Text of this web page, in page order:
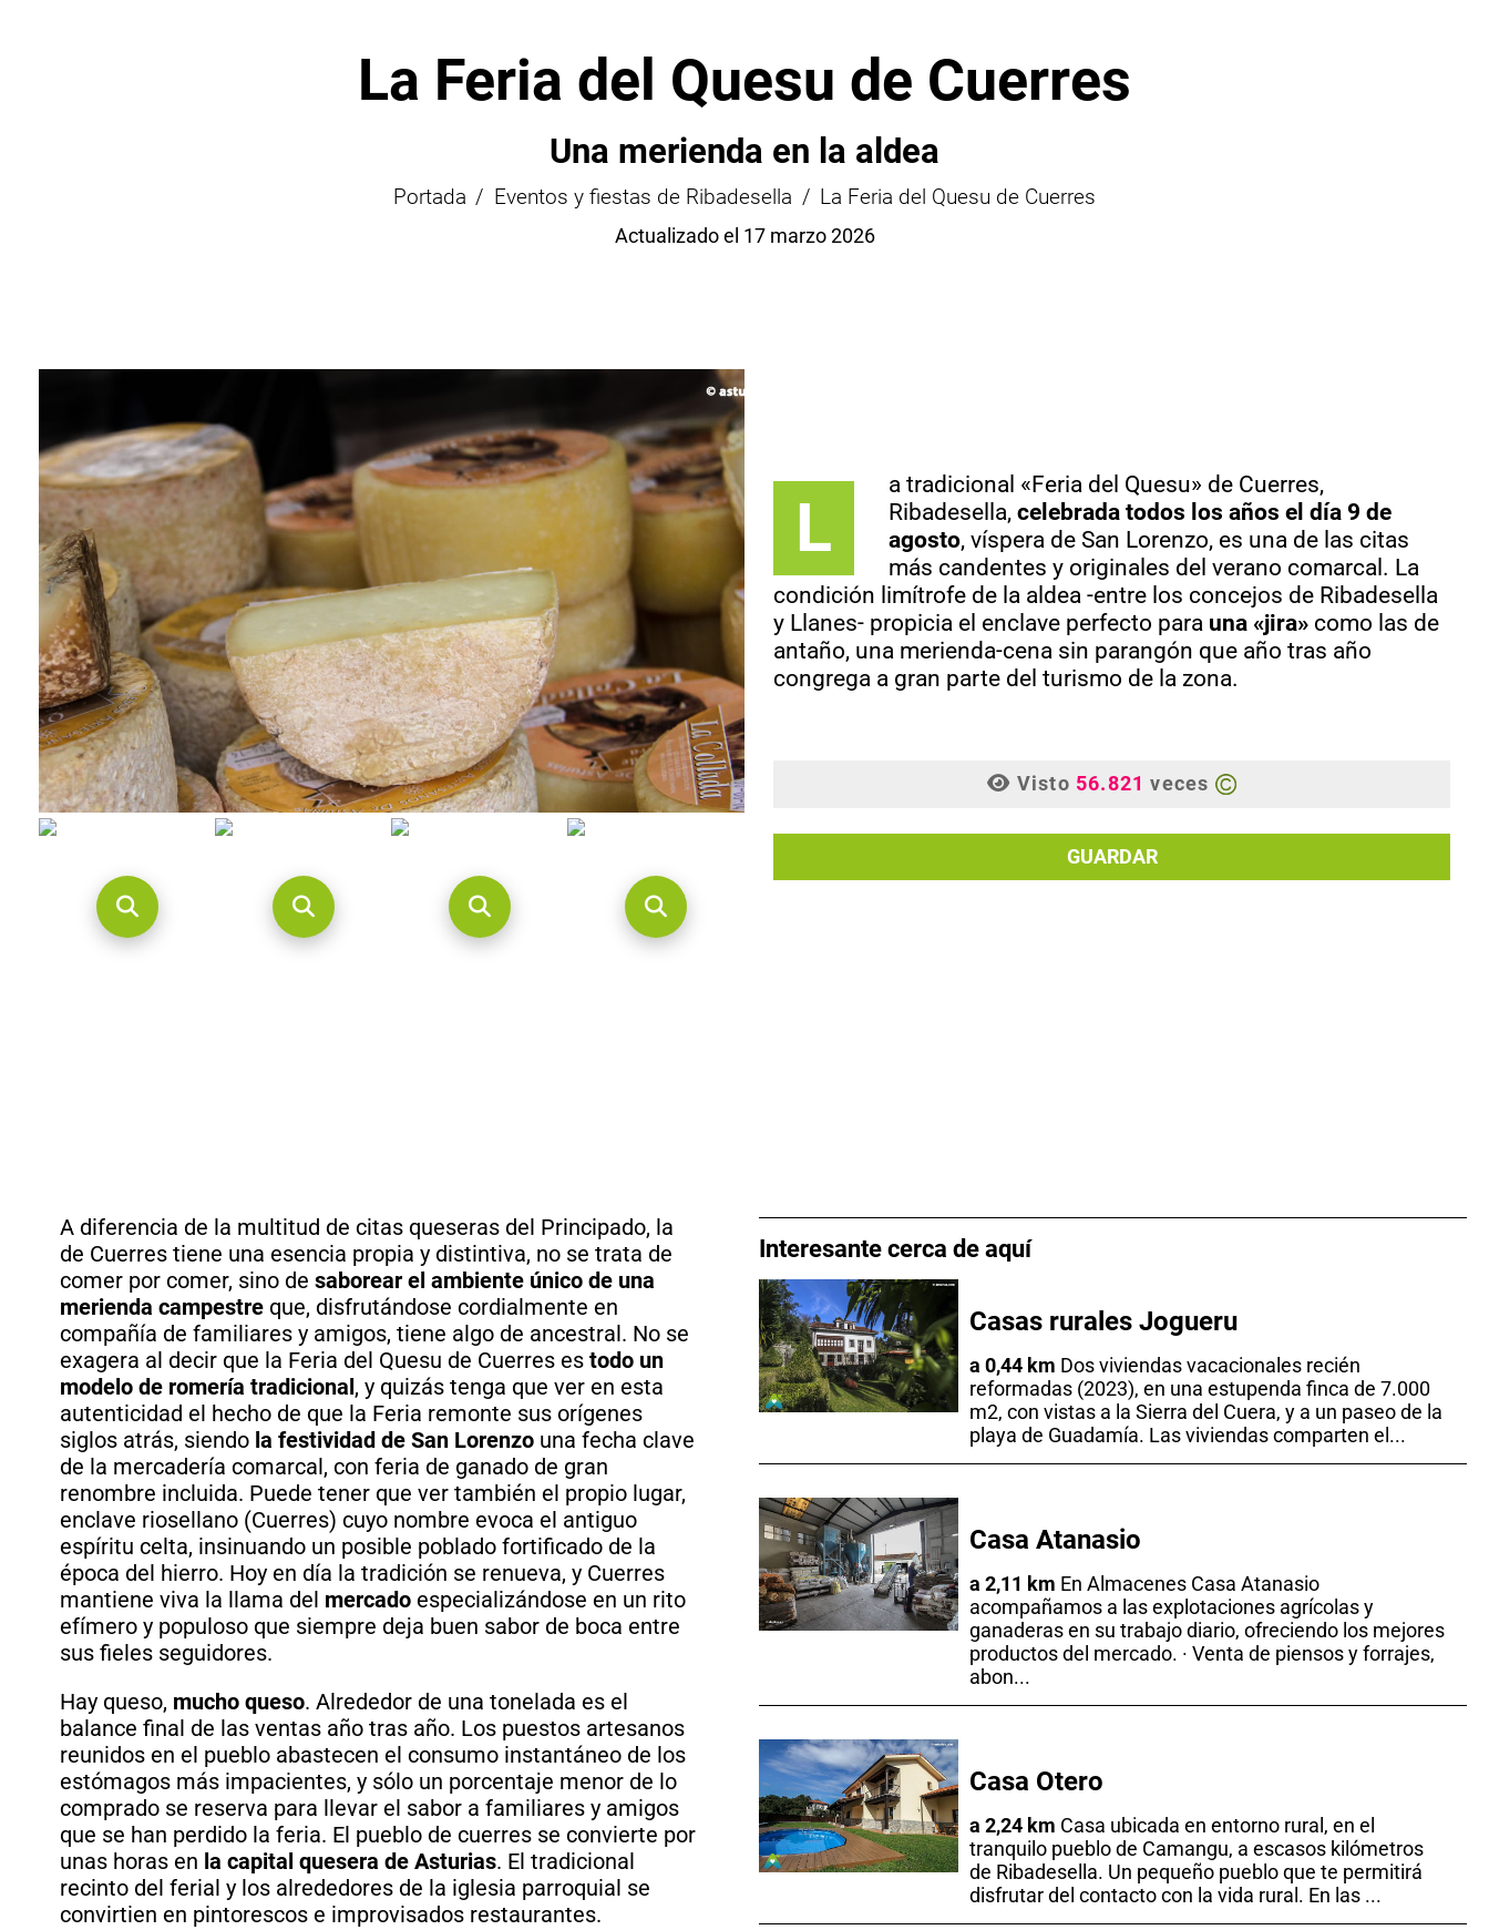
La Feria del Quesu de Cuerres
Una merienda en la aldea
Portada Eventos y fiestas de Ribadesella La Feria del Quesu de Cuerres
Actualizado el 17 marzo 2026
Feria del Quesu
Cuerres
Feria del Quesu
Cuerres
Feria del Quesu
Cuerres
Feria del Quesu
Cuerres,
Ribadesella
L
a tradicional «Feria del Quesu» de Cuerres,
Ribadesella, celebrada todos los años el día 9 de
agosto, víspera de San Lorenzo, es una de las citas
más candentes y originales del verano comarcal. La
condición limítrofe de la aldea -entre los concejos de Ribadesella
y Llanes- propicia el enclave perfecto para una «jira» como las de
antaño, una merienda-cena sin parangón que año tras año
congrega a gran parte del turismo de la zona.
Visto 56.821 veces
GUARDAR
A diferencia de la multitud de citas queseras del Principado, la
de Cuerres tiene una esencia propia y distintiva, no se trata de
comer por comer, sino de saborear el ambiente único de una
merienda campestre que, disfrutándose cordialmente en
compañía de familiares y amigos, tiene algo de ancestral. No se
exagera al decir que la Feria del Quesu de Cuerres es todo un
modelo de romería tradicional, y quizás tenga que ver en esta
autenticidad el hecho de que la Feria remonte sus orígenes
siglos atrás, siendo la festividad de San Lorenzo una fecha clave
de la mercadería comarcal, con feria de ganado de gran
renombre incluida. Puede tener que ver también el propio lugar,
enclave riosellano (Cuerres) cuyo nombre evoca el antiguo
espíritu celta, insinuando un posible poblado fortificado de la
época del hierro. Hoy en día la tradición se renueva, y Cuerres
mantiene viva la llama del mercado especializándose en un rito
efímero y populoso que siempre deja buen sabor de boca entre
sus fieles seguidores.
Hay queso, mucho queso. Alrededor de una tonelada es el
balance final de las ventas año tras año. Los puestos artesanos
reunidos en el pueblo abastecen el consumo instantáneo de los
estómagos más impacientes, y sólo un porcentaje menor de lo
comprado se reserva para llevar el sabor a familiares y amigos
que se han perdido la feria. El pueblo de cuerres se convierte por
unas horas en la capital quesera de Asturias. El tradicional
recinto del ferial y los alrededores de la iglesia parroquial se
convirtien en pintorescos e improvisados restaurantes.
Interesante cerca de aquí
Casas rurales Jogueru
a 0,44 km Dos viviendas vacacionales recién
reformadas (2023), en una estupenda finca de 7.000
m2, con vistas a la Sierra del Cuera, y a un paseo de la
playa de Guadamía. Las viviendas comparten el...
Casa Atanasio
a 2,11 km En Almacenes Casa Atanasio
acompañamos a las explotaciones agrícolas y
ganaderas en su trabajo diario, ofreciendo los mejores
productos del mercado. · Venta de piensos y forrajes,
abon...
Casa Otero
a 2,24 km Casa ubicada en entorno rural, en el
tranquilo pueblo de Camangu, a escasos kilómetros
de Ribadesella. Un pequeño pueblo que te permitirá
disfrutar del contacto con la vida rural. En las ...